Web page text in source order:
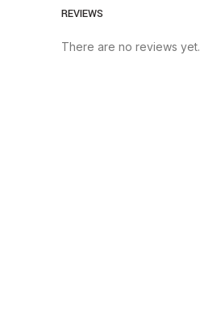
REVIEWS
There are no reviews yet.